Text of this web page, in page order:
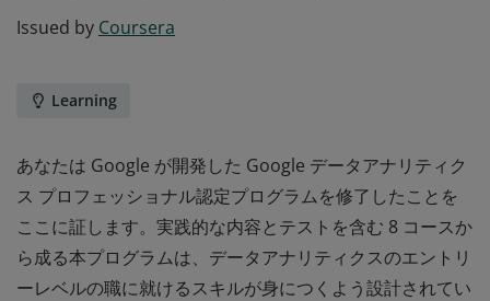
Issued by Coursera
Learning
あなたは Google が開発した Google データアナリティク
ス プロフェッショナル認定プログラムを修了したことを
ここに証します。実践的な内容とテストを含む 8 コースか
ら成る本プログラムは、データアナリティクスのエントリ
ーレベルの職に就けるスキルが身につくよう設計されてい